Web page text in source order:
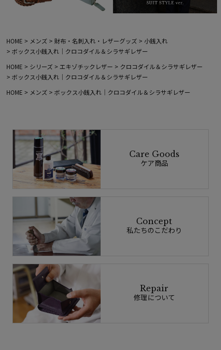
HOME メンズ 財布・名刺入れ・レザーグッズ
小銭入れ
ボックス小銭入れ｜クロコダイル＆シラサギレザー
HOME
シリーズ エキゾチックレザー
クロコダイル＆シラサギレザー
ボックス小銭入れ｜クロコダイル＆シラサギレザー
HOME
メンズ ボックス小銭入れ｜クロコダイル＆シラサギレザー
Care Goods
ケア商品
Concept
私たちのこだわり
Repair
修理について